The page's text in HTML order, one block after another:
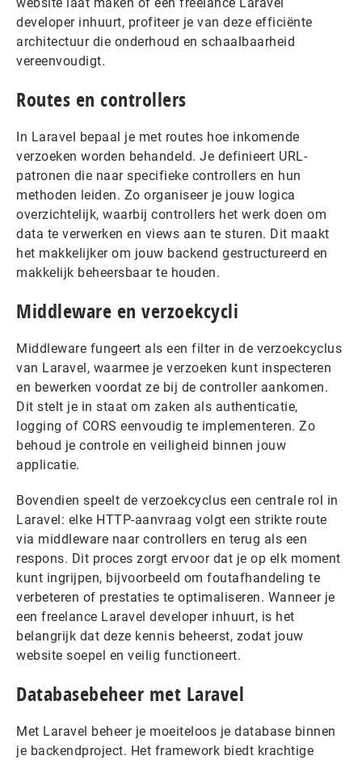
developer inhuurt, profiteer je van deze efficiënte
architectuur die onderhoud en schaalbaarheid
vereenvoudigt.
Routes en controllers
In Laravel bepaal je met routes hoe inkomende
verzoeken worden behandeld. Je definieert URL-
patronen die naar specifieke controllers en hun
methoden leiden. Zo organiseer je jouw logica
overzichtelijk, waarbij controllers het werk doen om
data te verwerken en views aan te sturen. Dit maakt
het makkelijker om jouw backend gestructureerd en
makkelijk beheersbaar te houden.
Middleware en verzoekcycli
Middleware fungeert als een filter in de verzoekcyclus
van Laravel, waarmee je verzoeken kunt inspecteren
en bewerken voordat ze bij de controller aankomen.
Dit stelt je in staat om zaken als authenticatie,
logging of CORS eenvoudig te implementeren. Zo
behoud je controle en veiligheid binnen jouw
applicatie.
Bovendien speelt de verzoekcyclus een centrale rol in
Laravel: elke HTTP-aanvraag volgt een strikte route
via middleware naar controllers en terug als een
respons. Dit proces zorgt ervoor dat je op elk moment
kunt ingrijpen, bijvoorbeeld om foutafhandeling te
verbeteren of prestaties te optimaliseren. Wanneer je
een freelance Laravel developer inhuurt, is het
belangrijk dat deze kennis beheerst, zodat jouw
website soepel en veilig functioneert.
Databasebeheer met Laravel
Met Laravel beheer je moeiteloos je database binnen
je backendproject. Het framework biedt krachtige